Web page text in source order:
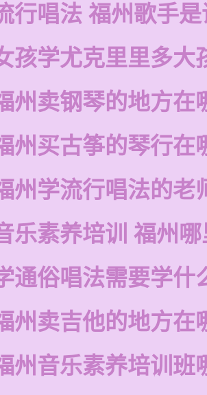
行唱法 福州歌手
孩学尤克里里多大
州卖钢琴的地方在
州买古筝的琴行在
州学流行唱法的老
乐素养培训 福州
通俗唱法需要学什
州卖吉他的地方在
州音乐素养培训班